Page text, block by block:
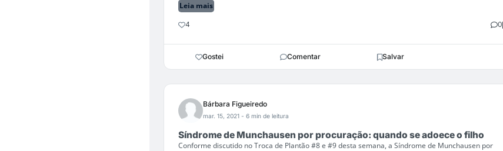
Leia mais
4 0
Gostei Comentar Salvar
Bárbara Figueiredo
mar. 15, 2021 - 6 min de leitura
Síndrome de Munchausen por procuração: quando se adoece o filho
Conforme discutido no Troca de Plantão #8 e #9 desta semana, a Síndrome de Munchausen por